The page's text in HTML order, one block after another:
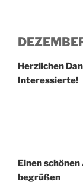
Herzlichen
Interessierte!
Einen
begrüßen